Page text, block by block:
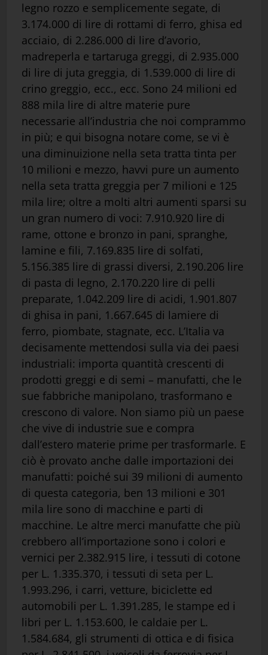
legno rozzo e semplicemente segate, di
3.174.000 di lire di rottami di ferro, ghisa ed
acciaio, di 2.286.000 di lire d’avorio,
madreperla e tartaruga greggi, di 2.935.000
di lire di juta greggia, di 1.539.000 di lire di
crino greggio, ecc., ecc. Sono 24 milioni ed
888 mila lire di altre materie pure
necessarie all’industria che noi comprammo
in più; e qui bisogna notare come, se vi è
una diminuizione nella seta tratta tinta per
10 milioni e mezzo, havvi pure un aumento
nella seta tratta greggia per 7 milioni e 125
mila lire; oltre a molti altri aumenti sparsi su
un gran numero di voci: 7.910.920 lire di
rame, ottone e bronzo in pani, spranghe,
lamine e fili, 7.169.835 lire di solfati,
5.156.385 lire di grassi diversi, 2.190.206 lire
di pasta di legno, 2.170.220 lire di pelli
preparate, 1.042.209 lire di acidi, 1.901.807
di ghisa in pani, 1.667.645 di lamiere di
ferro, piombate, stagnate, ecc. L’Italia va
decisamente mettendosi sulla via dei paesi
industriali: importa quantità crescenti di
prodotti greggi e di semi – manufatti, che le
sue fabbriche manipolano, trasformano e
crescono di valore. Non siamo più un paese
che vive di industrie sue e compra
dall’estero materie prime per trasformarle. E
ciò è provato anche dalle importazioni dei
manufatti: poiché sui 39 milioni di aumento
di questa categoria, ben 13 milioni e 301
mila lire sono di macchine e parti di
macchine. Le altre merci manufatte che più
crebbero all’importazione sono i colori e
vernici per 2.382.915 lire, i tessuti di cotone
per L. 1.335.370, i tessuti di seta per L.
1.993.296, i carri, vetture, biciclette ed
automobili per L. 1.391.285, le stampe ed i
libri per L. 1.153.600, le caldaie per L.
1.584.684, gli strumenti di ottica e di fisica